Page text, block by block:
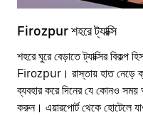
Firozpur শহরে ট্যাক্সি
শহরে ঘুরে বেড়াতে ট্যাক্সির বিকল্প
Firozpur। রাস্তায় হাত নেড়ে
ব্যবহার করে দিনের যে কোনও সময়
করুন। এয়ারপোর্ট থেকে হোটেলে